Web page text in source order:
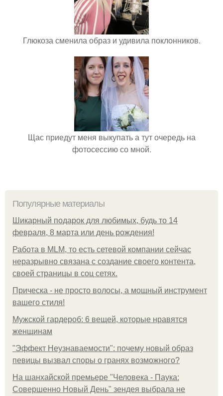
Глюкоза сменила образ и удивила поклонников.
Щас приедут меня выкупать а тут очередь на
фотосессию со мной.
Популярные материалы
Шикарный подарок для любимых, будь то 14
февраля, 8 марта или день рождения!
Работа в MLM, то есть сетевой компании сейчас
неразрывно связана с создание своего контента,
своей страницы в соц сетях.
Прическа - не просто волосы, а мощный инструмент
вашего стиля!
Мужской гардероб: 6 вещей, которые нравятся
женщинам
"Эффект Неузнаваемости": почему новый образ
певицы вызвал споры о гранях возможного?
На шанхайской премьере "Человека - Паука:
Совершенно Новый День" зендея выбрала не